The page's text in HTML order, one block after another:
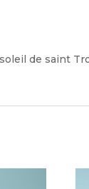
de saint